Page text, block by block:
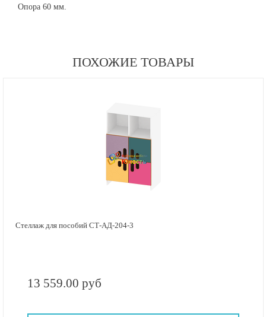
Опора 60 мм.
ПОХОЖИЕ ТОВАРЫ
Стеллаж для пособий СТ-АД-204-3
13 559.00 руб